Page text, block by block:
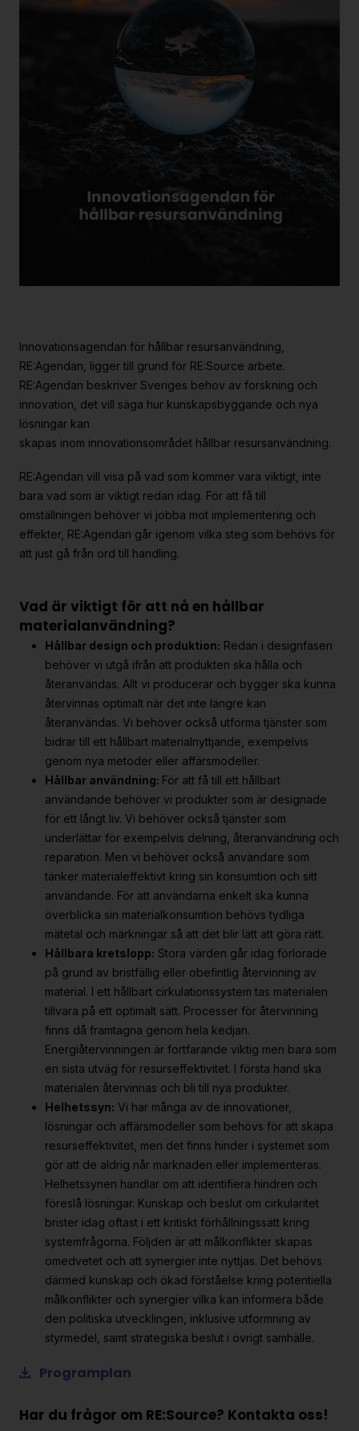
Innovationsagendan för hållbar resursanvändning,
RE:Agendan, ligger till grund för RE:Source arbete.
RE:Agendan beskriver Sveriges behov av forskning och
innovation, det vill säga hur kunskapsbyggande och nya
lösningar kan
skapas inom innovationsområdet hållbar resursanvändning.
RE:Agendan vill visa på vad som kommer vara viktigt, inte
bara vad som är viktigt redan idag. För att få till
omställningen behöver vi jobba mot implementering och
effekter, RE:Agendan går igenom vilka steg som behövs för
att just gå från ord till handling.
Vad är viktigt för att nå en hållbar
materialanvändning?
Hållbar design och produktion: Redan i designfasen
behöver vi utgå ifrån att produkten ska hålla och
återanvändas. Allt vi producerar och bygger ska kunna
återvinnas optimalt när det inte längre kan
återanvändas. Vi behöver också utforma tjänster som
bidrar till ett hållbart materialnyttjande, exempelvis
genom nya metoder eller affärsmodeller.
Hållbar användning: För att få till ett hållbart
användande behöver vi produkter som är designade
för ett långt liv. Vi behöver också tjänster som
underlättar för exempelvis delning, återanvändning och
reparation. Men vi behöver också användare som
tänker materialeffektivt kring sin konsumtion och sitt
användande. För att användarna enkelt ska kunna
överblicka sin materialkonsumtion behövs tydliga
mätetal och märkningar så att det blir lätt att göra rätt.
Hållbara kretslopp: Stora värden går idag förlorade
på grund av bristfällig eller obefintlig återvinning av
material. I ett hållbart cirkulationssystem tas materialen
tillvara på ett optimalt sätt. Processer för återvinning
finns då framtagna genom hela kedjan.
Energiåtervinningen är fortfarande viktig men bara som
en sista utväg för resurseffektivitet. I första hand ska
materialen återvinnas och bli till nya produkter.
Helhetssyn: Vi har många av de innovationer,
lösningar och affärsmodeller som behövs för att skapa
resurseffektivitet, men det finns hinder i systemet som
gör att de aldrig når marknaden eller implementeras.
Helhetssynen handlar om att identifiera hindren och
föreslå lösningar. Kunskap och beslut om cirkularitet
brister idag oftast i ett kritiskt förhållningssätt kring
systemfrågorna. Följden är att målkonflikter skapas
omedvetet och att synergier inte nyttjas. Det behövs
därmed kunskap och ökad förståelse kring potentiella
målkonflikter och synergier vilka kan informera både
den politiska utvecklingen, inklusive utformning av
styrmedel, samt strategiska beslut i övrigt samhälle.
Programplan
Har du frågor om RE:Source? Kontakta oss!